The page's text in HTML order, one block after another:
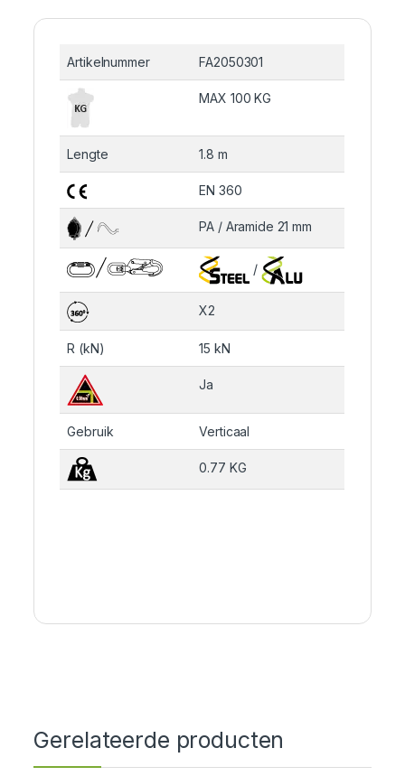
Artikelnummer FA2050301
MAX 100 KG
Lengte 1.8 m
EN 360
PA / Aramide 21 mm
/
X2
R (kN) 15 kN
Ja
Gebruik Verticaal
0.77 KG
Gerelateerde producten